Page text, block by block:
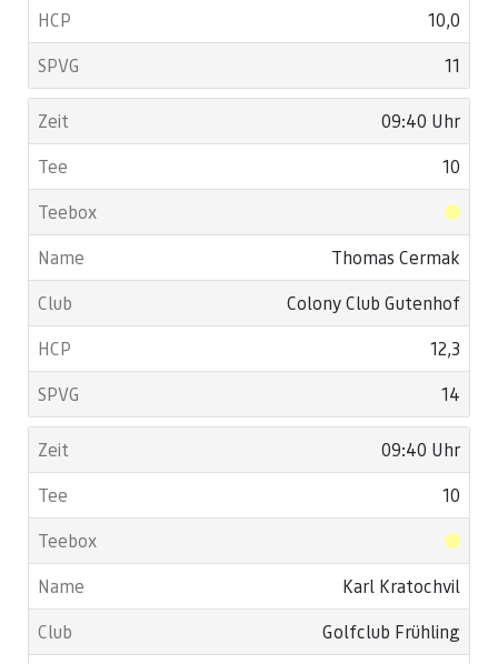
10,0
11
09:40 Uhr
10
Thomas Cermak
Colony Club Gutenhof
12,3
14
09:40 Uhr
10
Karl Kratochvil
Golfclub Frühling